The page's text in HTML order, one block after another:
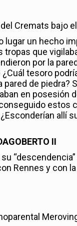
Cremats bajo
lugar un hecho
que
por la
tesoro
de piedra?
en posesión
estos
allí
II
Rennes y con